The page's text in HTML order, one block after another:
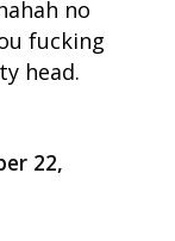
no
fucking
head.
22,